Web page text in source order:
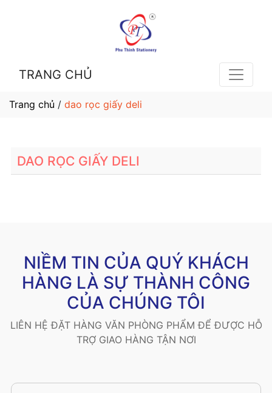
TRANG CHỦ
Trang chủ / dao rọc giấy deli
DAO RỌC GIẤY DELI
NIỀM TIN CỦA QUÝ KHÁCH
HÀNG LÀ SỰ THÀNH CÔNG
CỦA CHÚNG TÔI
LIÊN HỆ ĐẶT HÀNG VĂN PHÒNG PHẨM ĐỂ ĐƯỢC HỖ
TRỢ GIAO HÀNG TẬN NƠI